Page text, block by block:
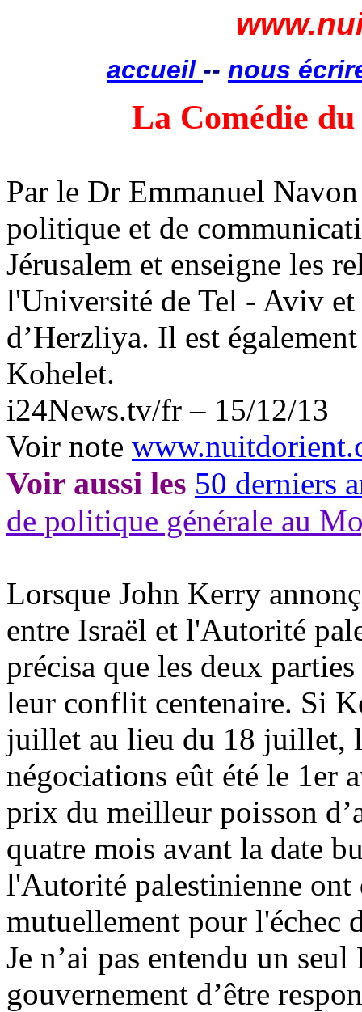
accueil -- nous
La Comédie du
Par le Dr Emmanuel Navon
politique et de
Jérusalem et enseigne les
l'Université de Tel - Aviv
d’Herzliya. Il est
Kohelet.
i24News.tv/fr – 15/12/13
Voir note
Voir aussi les 50 derniers
de politique générale au
Lorsque John Kerry
entre Israël et l'Autorité
précisa que les deux
leur conflit centenaire. Si
juillet au lieu du 18 juillet,
négociations eût été le 1er
prix du meilleur poisson
quatre mois avant la date
l'Autorité palestinienne ont
mutuellement pour l'échec
Je n’ai pas entendu un
gouvernement d’être